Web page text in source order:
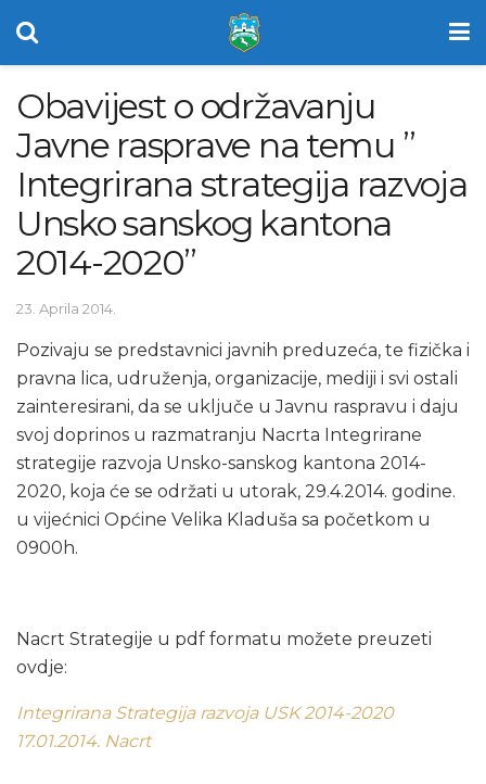
Obavijest o održavanju
Javne rasprave na temu ”
Integrirana strategija razvoja
Unsko sanskog kantona
2014-2020”
23. Aprila 2014.
Pozivaju se predstavnici javnih preduzeća, te fizička i
pravna lica, udruženja, organizacije, mediji i svi ostali
zainteresirani, da se uključe u Javnu raspravu i daju
svoj doprinos u razmatranju Nacrta Integrirane
strategije razvoja Unsko-sanskog kantona 2014-
2020, koja će se održati u utorak, 29.4.2014. godine.
u vijećnici Općine Velika Kladuša sa početkom u
0900h.
Nacrt Strategije u pdf formatu možete preuzeti
ovdje:
Integrirana Strategija razvoja USK 2014-2020
17.01.2014. Nacrt